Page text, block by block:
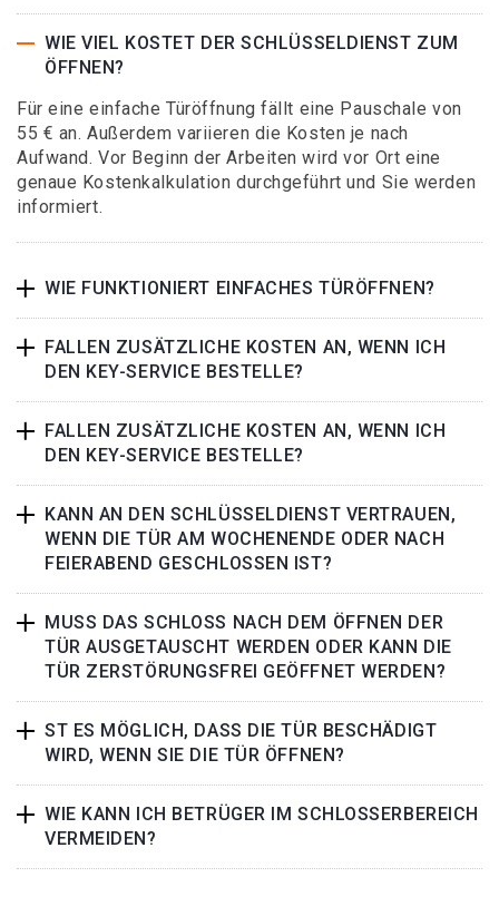
WIE VIEL KOSTET DER SCHLÜSSELDIENST ZUM
ÖFFNEN?
Für eine einfache Türöffnung fällt eine Pauschale von
55 € an. Außerdem variieren die Kosten je nach
Aufwand. Vor Beginn der Arbeiten wird vor Ort eine
genaue Kostenkalkulation durchgeführt und Sie werden
informiert.
WIE FUNKTIONIERT EINFACHES TÜRÖFFNEN?
FALLEN ZUSÄTZLICHE KOSTEN AN, WENN ICH
DEN KEY-SERVICE BESTELLE?
FALLEN ZUSÄTZLICHE KOSTEN AN, WENN ICH
DEN KEY-SERVICE BESTELLE?
KANN AN DEN SCHLÜSSELDIENST VERTRAUEN,
WENN DIE TÜR AM WOCHENENDE ODER NACH
FEIERABEND GESCHLOSSEN IST?
MUSS DAS SCHLOSS NACH DEM ÖFFNEN DER
TÜR AUSGETAUSCHT WERDEN ODER KANN DIE
TÜR ZERSTÖRUNGSFREI GEÖFFNET WERDEN?
ST ES MÖGLICH, DASS DIE TÜR BESCHÄDIGT
WIRD, WENN SIE DIE TÜR ÖFFNEN?
WIE KANN ICH BETRÜGER IM SCHLOSSERBEREICH
VERMEIDEN?